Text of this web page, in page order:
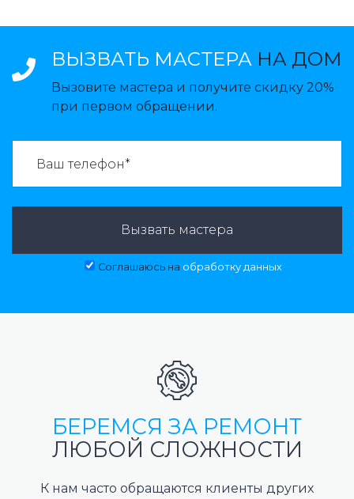
ВЫЗВАТЬ МАСТЕРА НА ДОМ
Вызовите мастера и получите скидку 20%
при первом обращении.
Вызвать мастера
Соглашаюсь на обработку данных
БЕРЕМСЯ ЗА РЕМОНТ
ЛЮБОЙ СЛОЖНОСТИ
К нам часто обращаются клиенты других